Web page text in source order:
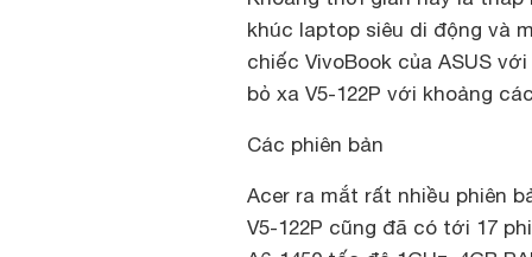
khúc laptop siêu di động và
chiếc VivoBook của ASUS
bỏ xa V5-122P với khoảng
Các phiên bản
Acer ra mắt rất nhiều phiên
V5-122P cũng đã có tới 17